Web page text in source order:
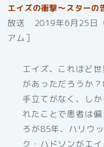
エイズの衝撃～スターの
放送 2019年6月25日
アム］
エイズ、これほど
があっただろうか
手立てがなく、し
れたことで患者は
ろが85年、ハリウ
ク・ハドソンがエ